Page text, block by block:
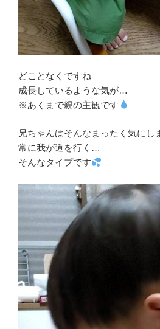
どことなくですね
成長しているような気が…
※あくまで親の主観です
兄ちゃんはそんなまったく気にし
常に我が道を行く…
そんなタイプです